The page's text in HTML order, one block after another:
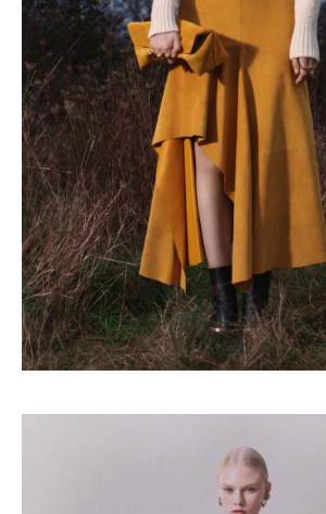
Turkuvaz Haberleşme ve
A.Ş. tarafından
https://vogue.com.tr/
üzerinden sunulan ürün ve
hizmetlere ilişkin reklam,
pazarlama ve kutlama/
amaçlı her türlü e-bülten/
elektronik ileti gönderiminin
yoluyla tarafıma
ve bu kapsamda/ amaçla
soyad ve e-posta adresi
işlenmesine açık rıza